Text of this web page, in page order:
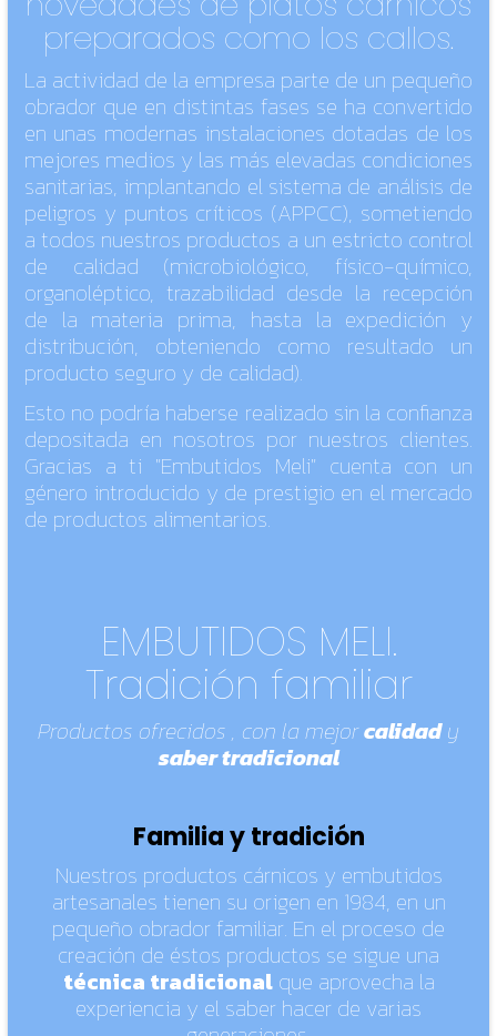
preparados como los callos.
La actividad de la empresa parte de un pequeño
obrador que en distintas fases se ha convertido
en unas modernas instalaciones dotadas de los
mejores medios y las más elevadas condiciones
sanitarias, implantando el sistema de análisis de
peligros y puntos críticos (APPCC), sometiendo
a todos nuestros productos a un estricto control
de calidad (microbiológico, físico-químico,
organoléptico, trazabilidad desde la recepción
de la materia prima, hasta la expedición y
distribución, obteniendo como resultado un
producto seguro y de calidad).
Esto no podría haberse realizado sin la confianza
depositada en nosotros por nuestros clientes.
Gracias a ti "Embutidos Meli" cuenta con un
género introducido y de prestigio en el mercado
de productos alimentarios.
EMBUTIDOS MELI.
Tradición familiar
Productos ofrecidos , con la mejorcalidady
saber tradicional
Familia y tradición
Nuestros productos cárnicos y embutidos
artesanales tienen su origen en 1984, en un
pequeño obrador familiar. En el proceso de
creación de éstos productos se sigue una
técnica tradicionalque aprovecha la
experiencia y el saber hacer de varias